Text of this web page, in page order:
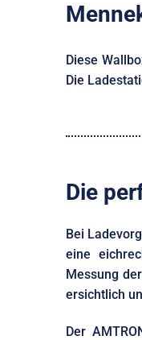
Diese
Die
Die
Bei
eine
Messung
ersichtlich
Der